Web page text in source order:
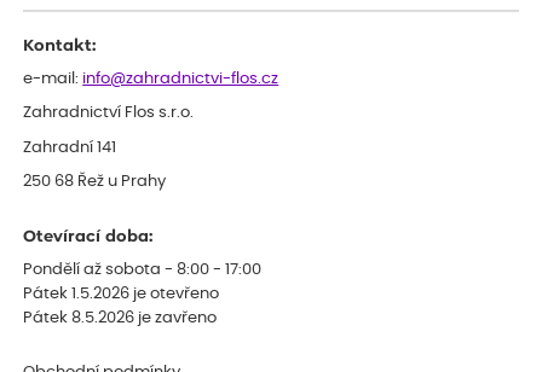
Kontakt:
e-mail: info@zahradnictvi-flos.cz
Zahradnictví Flos s.r.o.
Zahradní 141
250 68 Řež u Prahy
Otevírací doba:
Pondělí až sobota - 8:00 - 17:00
Pátek 1.5.2026 je otevřeno
Pátek 8.5.2026 je zavřeno